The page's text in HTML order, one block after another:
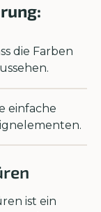
die Farben
einfache
ist ein